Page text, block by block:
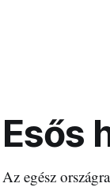
Esős
Az egész